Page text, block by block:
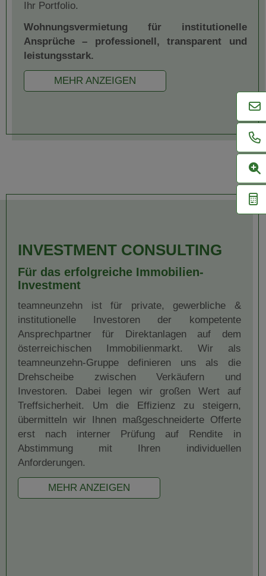
Ihr Portfolio.
Wohnungsvermietung für institutionelle
Ansprüche – professionell, transparent und
leistungsstark.
MEHR ANZEIGEN
INVESTMENT CONSULTING
Für das erfolgreiche Immobilien-
Investment
teamneunzehn ist für private, gewerbliche &
institutionelle Investoren der kompetente
Ansprechpartner für Direktanlagen auf dem
österreichischen Immobilienmarkt. Wir als
teamneunzehn-Gruppe definieren uns als die
Drehscheibe zwischen Verkäufern und
Investoren. Dabei legen wir großen Wert auf
Treffsicherheit. Um die Effizienz zu steigern,
übermitteln wir Ihnen maßgeschneiderte Offerte
erst nach interner Prüfung auf Rendite in
Abstimmung mit Ihren individuellen
Anforderungen.
MEHR ANZEIGEN